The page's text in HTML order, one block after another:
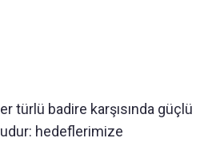
türlü badire karşısında güçlü
hedeflerimize